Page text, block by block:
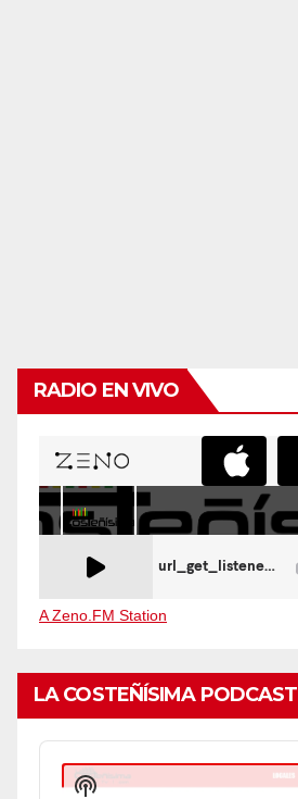
RADIO EN VIVO
A Zeno.FM Station
LA COSTEÑÍSIMA PODCAST
Audio
Player
Show